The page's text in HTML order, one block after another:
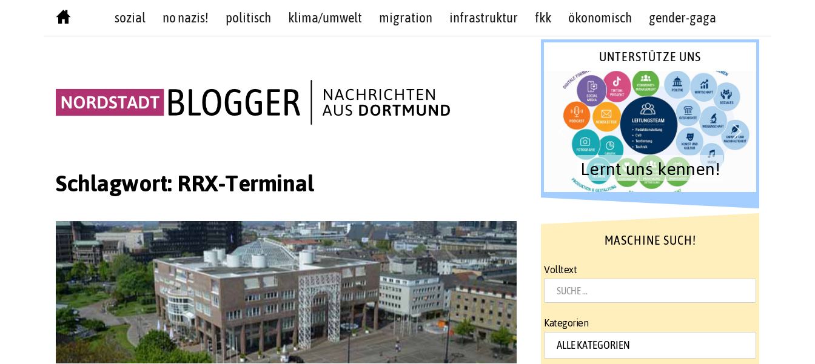
sozial no nazis! politisch klima/umwelt migration infrastruktur fkk ökonomisch gender-gaga
Schlagwort: RRX-Terminal
UNTERSTÜTZE UNS
Lernt uns kennen!
MASCHINE SUCH!
Volltext
Kategorien